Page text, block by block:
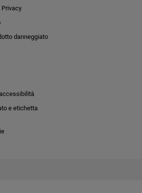
danneggiato
e etichetta